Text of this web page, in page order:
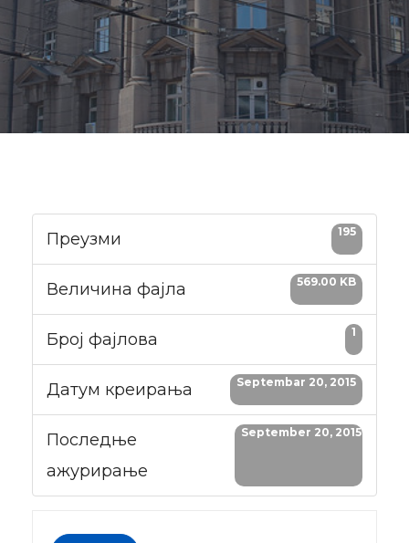
Преузми 195
Величина фајла 569.00 KB
Број фајлова 1
Датум креирања Septembar 20, 2015
Последње
ажурирање
September 20, 2015